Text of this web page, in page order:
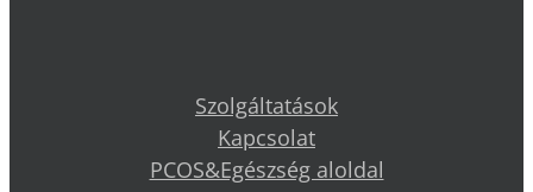
Szolgáltatások
Kapcsolat
PCOS&Egészség aloldal